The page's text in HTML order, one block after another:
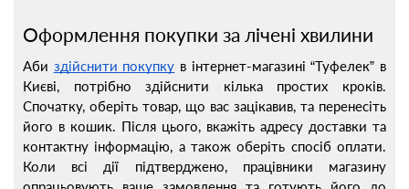
Оформлення покупки за лічені хвилини
Аби здійснити покупку в інтернет-магазині “Туфелек” в
Києві, потрібно здійснити кілька простих кроків.
Спочатку, оберіть товар, що вас зацікавив, та перенесіть
його в кошик. Після цього, вкажіть адресу доставки та
контактну інформацію, а також оберіть спосіб оплати.
Коли всі дії підтверджено, працівники магазину